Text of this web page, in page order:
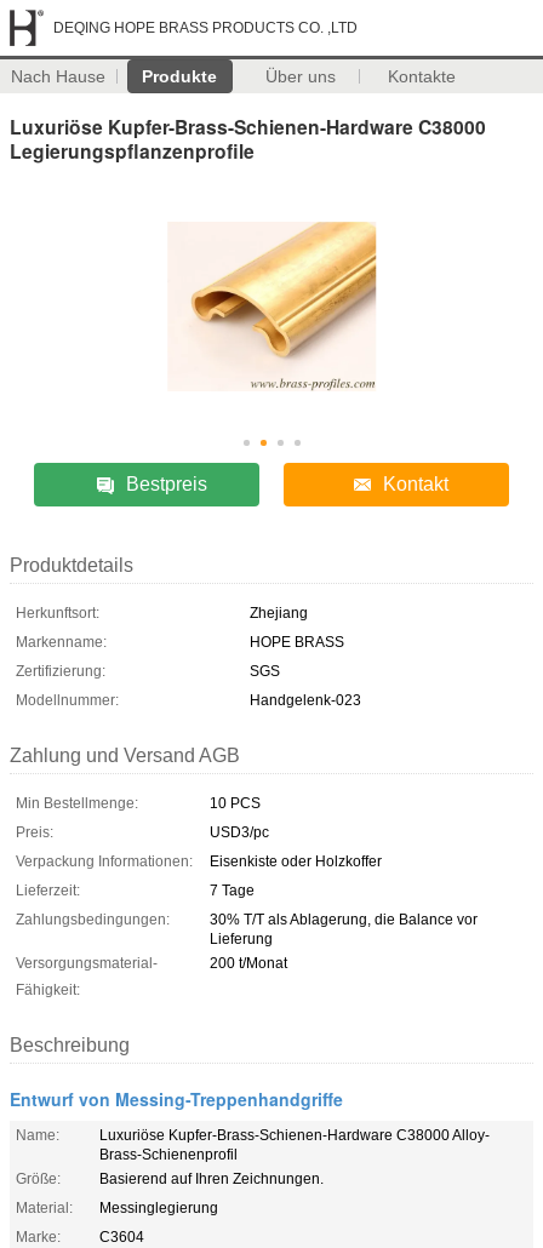
DEQING HOPE BRASS PRODUCTS CO. ,LTD
Nach Hause Produkte Über uns Kontakte
Luxuriöse Kupfer-Brass-Schienen-Hardware C38000
Legierungspflanzenprofile
Bestpreis Kontakt
Produktdetails
Herkunftsort:
Zhejiang
Markenname:
HOPE BRASS
Zertifizierung:
SGS
Modellnummer:
Handgelenk-023
Zahlung und Versand AGB
Min Bestellmenge:
10 PCS
Preis:
USD3/pc
Verpackung Informationen:
Eisenkiste oder Holzkoffer
Lieferzeit:
7 Tage
Zahlungsbedingungen:
30% T/T als Ablagerung, die Balance vor
Lieferung
Versorgungsmaterial-
Fähigkeit:
200 t/Monat
Beschreibung
Entwurf von Messing-Treppenhandgriffe
Name:
Luxuriöse Kupfer-Brass-Schienen-Hardware C38000 Alloy-
Brass-Schienenprofil
Größe:
Basierend auf Ihren Zeichnungen.
Material:
Messinglegierung
Marke:
C3604